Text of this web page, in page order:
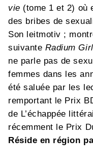
vie (tome 1 et 2) où
des bribes de
Son leitmotiv ;
suivante Radium
ne parle pas de
femmes dans les
été saluée par les
remportant le Prix
de L’échappée
récemment le Prix
Réside en région